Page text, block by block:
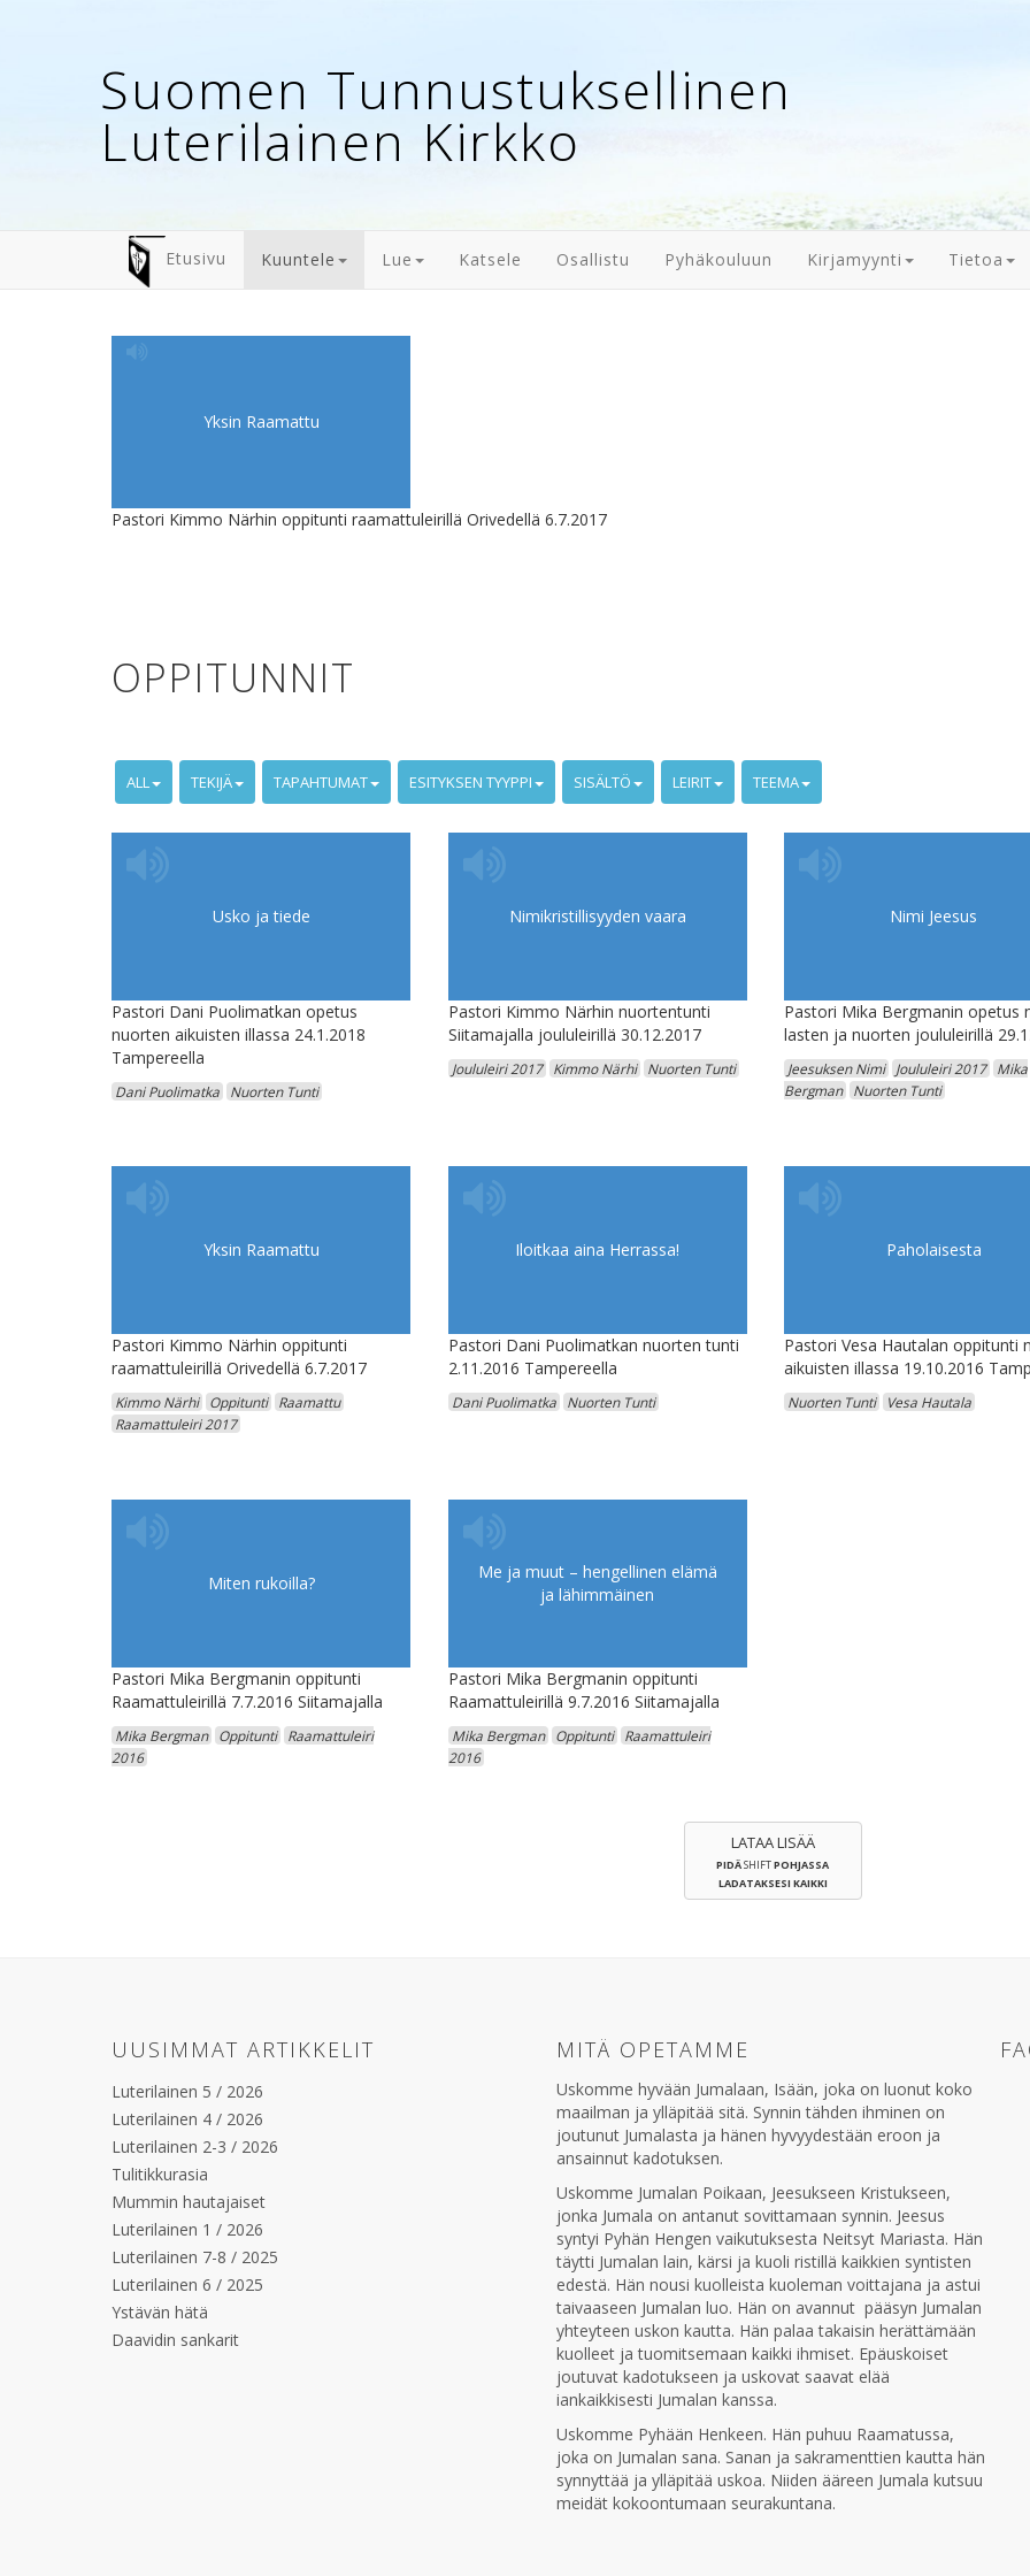
Suomen Tunnustuksellinen
Luterilainen Kirkko
Etusivu Kuuntele Lue Katsele Osallistu Pyhäkouluun Kirjamyynti Tietoa
Yksin Raamattu
Pastori Kimmo Närhin oppitunti raamattuleirillä Orivedellä 6.7.2017
OPPITUNNIT
ALL TEKIJÄ TAPAHTUMAT ESITYKSEN TYYPPI SISÄLTÖ LEIRIT
TEEMA
Usko ja tiede
Pastori Dani Puolimatkan opetus
nuorten aikuisten illassa 24.1.2018
Tampereella
Dani Puolimatka Nuorten Tunti
Nimikristillisyyden vaara
Pastori Kimmo Närhin nuortentunti
Siitamajalla joululeirillä 30.12.2017
Joululeiri 2017 Kimmo Närhi Nuorten Tunti
Nimi Jeesus
Pastori Mika Bergmanin opetus
lasten ja nuorten joululeirillä
Jeesuksen Nimi Joululeiri 2017
Mika
Bergman
Nuorten Tunti
Yksin Raamattu
Pastori Kimmo Närhin oppitunti
raamattuleirillä Orivedellä 6.7.2017
Kimmo Närhi Oppitunti
Raamattu
Raamattuleiri 2017
Iloitkaa aina Herrassa!
Pastori Dani Puolimatkan nuorten tunti
2.11.2016 Tampereella
Dani Puolimatka Nuorten Tunti
Paholaisesta
Pastori Vesa Hautalan oppitunti
aikuisten illassa 19.10.2016
Nuorten Tunti Vesa Hautala
Miten rukoilla?
Pastori Mika Bergmanin oppitunti
Raamattuleirillä 7.7.2016 Siitamajalla
Mika Bergman Oppitunti
Raamattuleiri
2016
Me ja muut – hengellinen elämä
ja lähimmäinen
Pastori Mika Bergmanin oppitunti
Raamattuleirillä 9.7.2016 Siitamajalla
Mika Bergman Oppitunti
Raamattuleiri
2016
LATAA LISÄÄ
PIDÄSHIFTPOHJASSA
LADATAKSESI KAIKKI
UUSIMMAT ARTIKKELIT
Luterilainen 5 / 2026
Luterilainen 4 / 2026
Luterilainen 2-3 / 2026
Tulitikkurasia
Mummin hautajaiset
Luterilainen 1 / 2026
Luterilainen 7-8 / 2025
Luterilainen 6 / 2025
Ystävän hätä
Daavidin sankarit
MITÄ OPETAMME
Uskomme hyvään Jumalaan, Isään, joka on luonut koko
maailman ja ylläpitää sitä. Synnin tähden ihminen on
joutunut Jumalasta ja hänen hyvyydestään eroon ja
ansainnut kadotuksen.
Uskomme Jumalan Poikaan, Jeesukseen Kristukseen,
jonka Jumala on antanut sovittamaan synnin. Jeesus
syntyi Pyhän Hengen vaikutuksesta Neitsyt Mariasta. Hän
täytti Jumalan lain, kärsi ja kuoli ristillä kaikkien syntisten
edestä. Hän nousi kuolleista kuoleman voittajana ja astui
taivaaseen Jumalan luo. Hän on avannut pääsyn Jumalan
yhteyteen uskon kautta. Hän palaa takaisin herättämään
kuolleet ja tuomitsemaan kaikki ihmiset. Epäuskoiset
joutuvat kadotukseen ja uskovat saavat elää
iankaikkisesti Jumalan kanssa.
Uskomme Pyhään Henkeen. Hän puhuu Raamatussa,
joka on Jumalan sana. Sanan ja sakramenttien kautta hän
synnyttää ja ylläpitää uskoa. Niiden ääreen Jumala kutsuu
meidät kokoontumaan seurakuntana.